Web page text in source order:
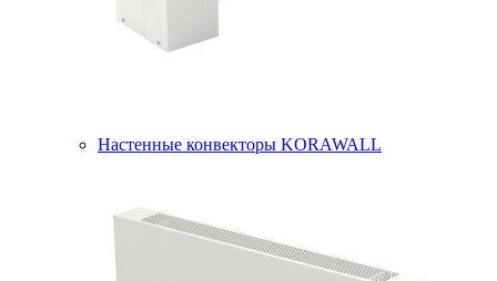
Настенные конвекторы KORAWALL